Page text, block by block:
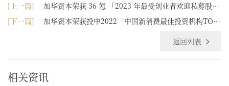
[上一篇]
加华资本荣获 36 氪 「2023 年最受创业者欢迎私募股权
投资机构」等2项荣誉
[下一篇]
加华资本荣获投中2022「中国新消费最佳投资机构TOP
返回列表
相关资讯